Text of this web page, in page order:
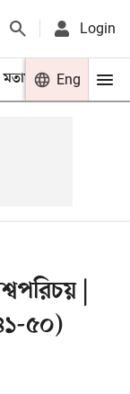
Login
মতামত খেলা
Eng
|
৫০)